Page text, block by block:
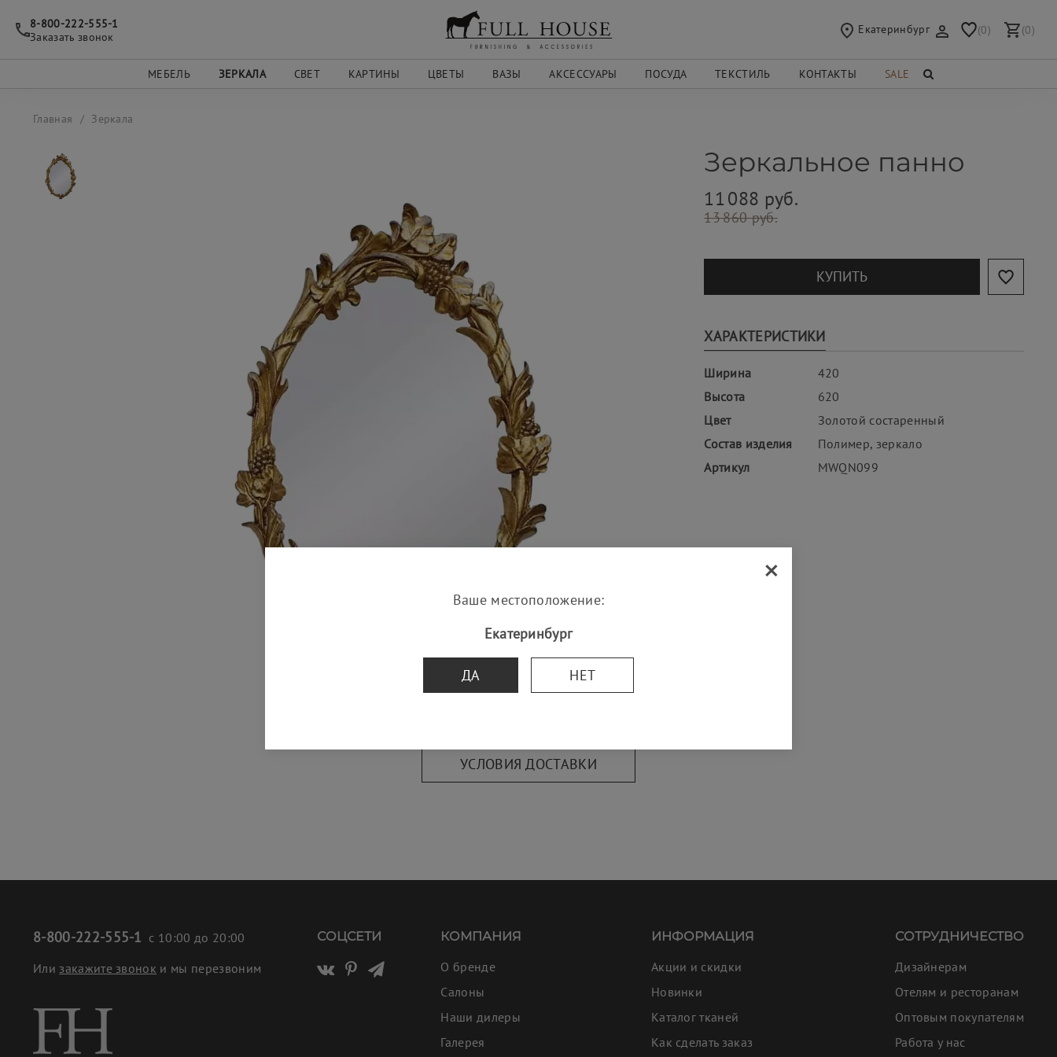
8-800-222-555-1
Заказать звонок
Екатеринбург (0) (0)
МЕБЕЛЬ ЗЕРКАЛА СВЕТ КАРТИНЫ ЦВЕТЫ ВАЗЫ АКСЕССУАРЫ ПОСУДА ТЕКСТИЛЬ КОНТАКТЫ SALE
Главная Зеркала
Зеркальное панно
11 088 руб.
13 860 руб.
КУПИТЬ
ХАРАКТЕРИСТИКИ
Ширина
420
Высота
620
Цвет
Золотой состаренный
Состав изделия
Полимер, зеркало
Артикул
MWQN099
УСЛОВИЯ ДОСТАВКИ
8-800-222-555-1 с 10:00 до 20:00
Или закажите звонок и мы перезвоним
СОЦСЕТИ КОМПАНИЯ
О бренде
Салоны
Наши дилеры
Галерея
ИНФОРМАЦИЯ
Акции и скидки
Новинки
Каталог тканей
Как сделать заказ
СОТРУДНИЧЕСТВО
Дизайнерам
Отелям и ресторанам
Оптовым покупателям
Работа у нас
×
Ваше местоположение:
Екатеринбург
ДА НЕТ